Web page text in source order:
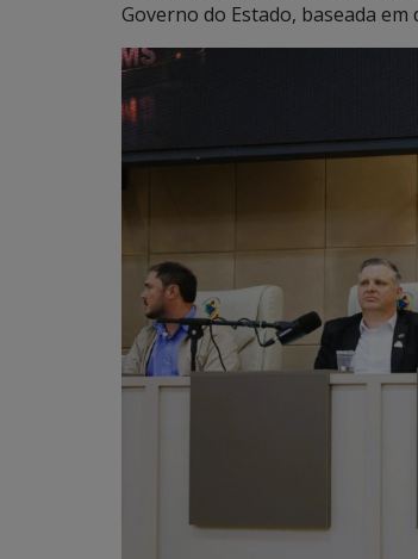
Governo do Estado, baseada